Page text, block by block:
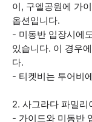
이, 구엘공원에 가
옵션입니다.
- 미동반 입장시에
있습니다. 이 경우
다.
- 티켓비는 투어비
2. 사그라다 파밀리
- 가이드와 미동반